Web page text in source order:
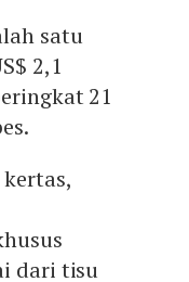
satu
2,1
21
dari tisu